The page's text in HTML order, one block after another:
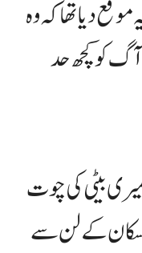
دیا تھا کہ وہ
کو کچھ حد
میری بیٹی کی چوت
کے لن سے